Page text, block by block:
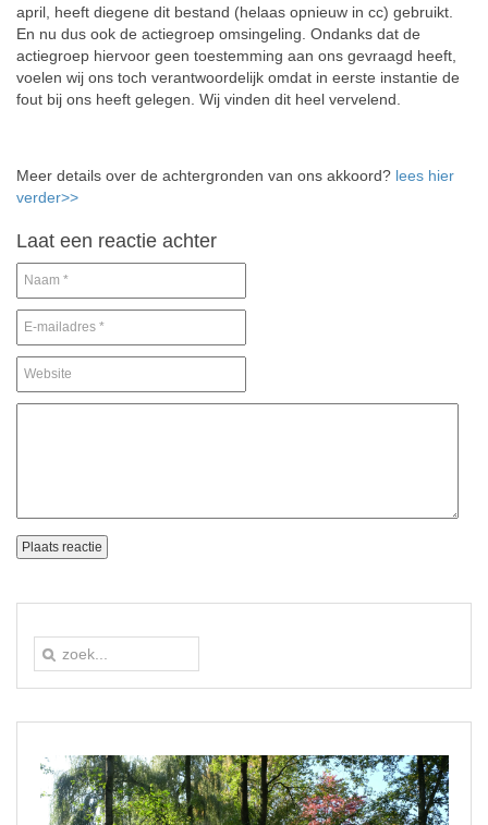
april, heeft diegene dit bestand (helaas opnieuw in cc) gebruikt.
En nu dus ook de actiegroep omsingeling. Ondanks dat de
actiegroep hiervoor geen toestemming aan ons gevraagd heeft,
voelen wij ons toch verantwoordelijk omdat in eerste instantie de
fout bij ons heeft gelegen. Wij vinden dit heel vervelend.
Meer details over de achtergronden van ons akkoord? lees hier
verder>>
Laat een reactie achter